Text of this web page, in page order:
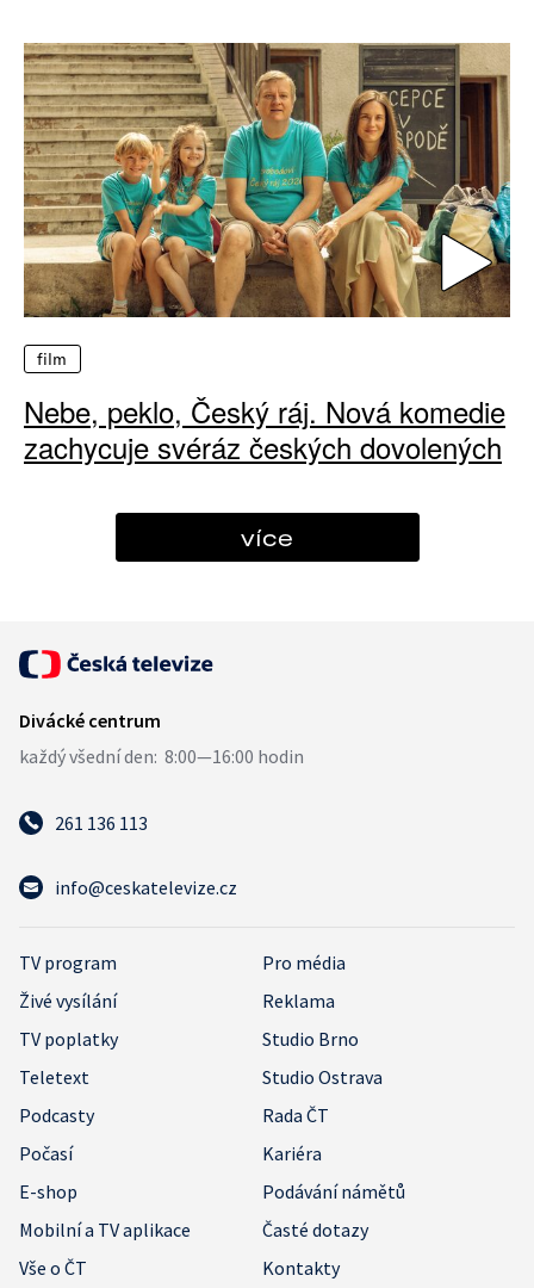
film
Nebe, peklo, Český ráj. Nová komedie
zachycuje svéráz českých dovolených
více
261 136 113
info@ceskatelevize.cz
TV program
Pro média
Živé vysílání
Reklama
TV poplatky
Studio Brno
Teletext
Studio Ostrava
Podcasty
Rada ČT
Počasí
Kariéra
E-shop
Podávání námětů
Mobilní a TV aplikace
Časté dotazy
Vše o ČT
Kontakty